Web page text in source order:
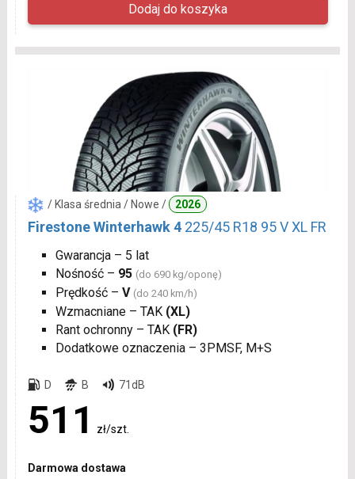
/ Klasa średnia / Nowe / 2026
Firestone Winterhawk 4 225/45 R18 95 V XL FR
Gwarancja – 5 lat
Nośność – 95 (do 690 kg/oponę)
Prędkość – V (do 240 km/h)
Wzmacniane – TAK (XL)
Rant ochronny – TAK (FR)
Dodatkowe oznaczenia – 3PMSF, M+S
D B 71dB
511 zł/szt.
Darmowa dostawa